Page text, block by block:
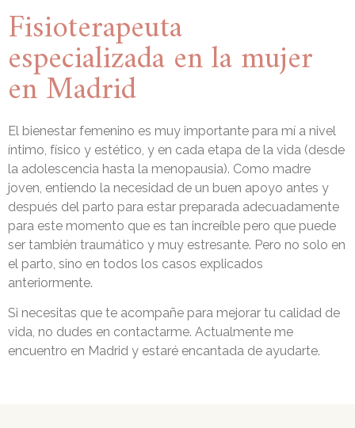
Fisioterapeuta
especializada en la mujer
en Madrid
El bienestar femenino es muy importante para mí a nivel
íntimo, físico y estético, y en cada etapa de la vida (desde
la adolescencia hasta la menopausia). Como madre
joven, entiendo la necesidad de un buen apoyo antes y
después del parto para estar preparada adecuadamente
para este momento que es tan increíble pero que puede
ser también traumático y muy estresante. Pero no solo en
el parto, sino en todos los casos explicados
anteriormente.
Si necesitas que te acompañe para mejorar tu calidad de
vida, no dudes en contactarme. Actualmente me
encuentro en Madrid y estaré encantada de ayudarte.